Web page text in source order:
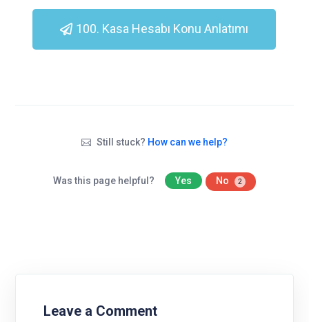
100. Kasa Hesabı Konu Anlatımı
Still stuck? How can we help?
Was this page helpful? Yes No 2
Leave a Comment